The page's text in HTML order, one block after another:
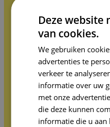
Activiteiten en opleidingen
Lesmateriaal
Leerlingen vertellen
Over ons
Contact gegevens
Erfgoedklassen, beheerd
Keizer Karel
Koningsstraat 2-4, 1000
Deze website
van cookies.
We gebruiken
advertenties te
verkeer te
informatie over uw
met onze
die deze kunnen
informatie die u